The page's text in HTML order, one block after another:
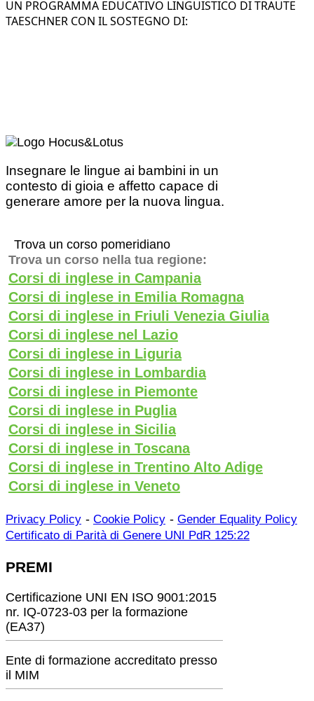
UN PROGRAMMA EDUCATIVO LINGUISTICO DI TRAUTE
TAESCHNER CON IL SOSTEGNO DI:
Insegnare le lingue ai bambini in un
contesto di gioia e affetto capace di
generare amore per la nuova lingua.
Trova un corso pomeridiano
Trova un corso nella tua regione:
Corsi di inglese in Campania
Corsi di inglese in Emilia Romagna
Corsi di inglese in Friuli Venezia Giulia
Corsi di inglese nel Lazio
Corsi di inglese in Liguria
Corsi di inglese in Lombardia
Corsi di inglese in Piemonte
Corsi di inglese in Puglia
Corsi di inglese in Sicilia
Corsi di inglese in Toscana
Corsi di inglese in Trentino Alto Adige
Corsi di inglese in Veneto
Privacy Policy - Cookie Policy - Gender Equality Policy
Certificato di Parità di Genere UNI PdR 125:22
PREMI
Certificazione UNI EN ISO 9001:2015
nr. IQ-0723-03 per la formazione
(EA37)
Ente di formazione accreditato presso
il MIM